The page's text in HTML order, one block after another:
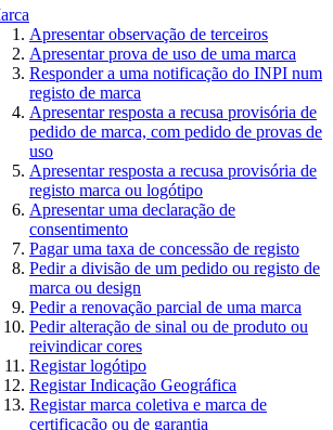
Apresentar observação de terceiros
Apresentar prova de uso de uma marca
Responder a uma notificação do INPI num
registo de marca
Apresentar resposta a recusa provisória de
pedido de marca, com pedido de provas de
uso
Apresentar resposta a recusa provisória de
registo marca ou logótipo
Apresentar uma declaração de
consentimento
Pagar uma taxa de concessão de registo
Pedir a divisão de um pedido ou registo de
marca ou design
Pedir a renovação parcial de uma marca
Pedir alteração de sinal ou de produto ou
reivindicar cores
Registar logótipo
Registar Indicação Geográfica
Registar marca coletiva e marca de
certificação ou de garantia